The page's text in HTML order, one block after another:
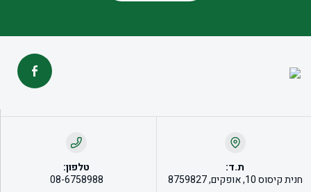
ת.ד:
חנית קיסוס 10, אופקים, 8759827
טלפון:
08-6758988